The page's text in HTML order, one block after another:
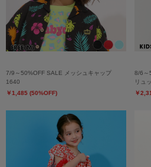
7/9～50%OFF SALE メッシュキャップ
1640
￥1,485 (50%OFF)
8/6～
リュ
￥